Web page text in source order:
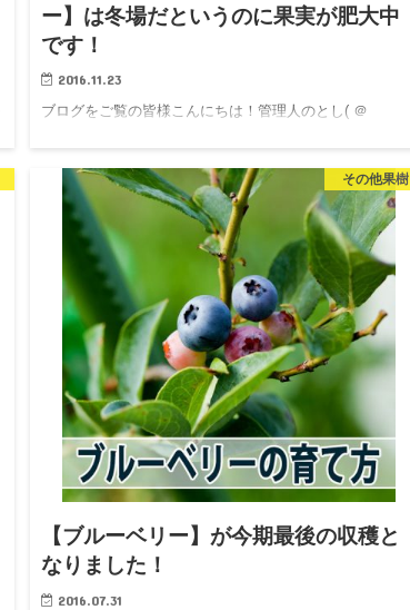
ー】は冬場だというのに果実が肥大中
です！
2016.11.23
ブログをご覧の皆様こんにちは！管理人のとし( ＠
が、10月中旬に開花し、現在では、結実しています。 本
日のブ…
その他果樹
【ブルーベリー】が今期最後の収穫と
なりました！
2016.07.31